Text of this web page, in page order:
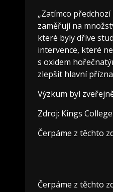
„Zatímco
zaměřují na
které byly dříve
intervence, které
s oxidem
zlepšit hlavní
Výzkum byl
Zdroj: Kings
Čerpáme z těchto
Čerpáme z těchto